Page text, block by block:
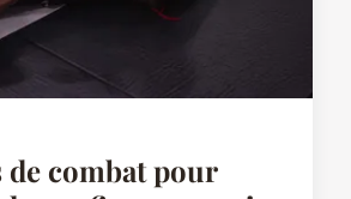
de combat pour